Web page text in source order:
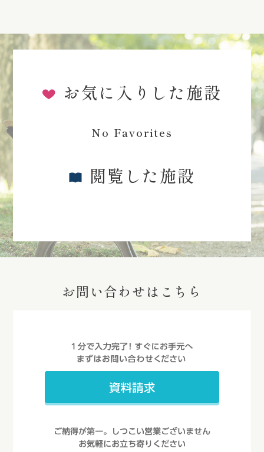
お気に入りした施設
No Favorites
閲覧した施設
お問い合わせはこちら